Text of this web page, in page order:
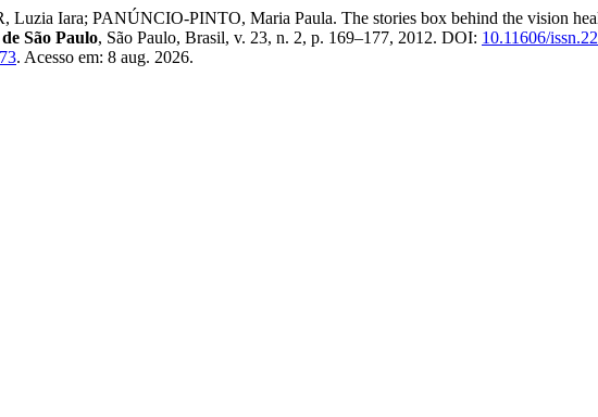
Iara; PANÚNCIO-PINTO, Maria Paula. The stories box behind the vision
São Paulo, São Paulo, Brasil, v. 23, n. 2, p. 169–177, 2012. DOI: 10.11606/
. Acesso em: 8 aug. 2026.